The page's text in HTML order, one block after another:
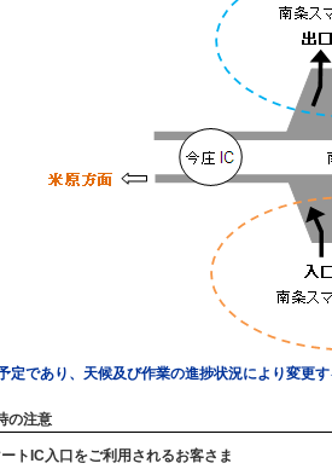
定であり、天候及び作業の進捗状況により変更
の注意
トIC入口をご利用されるお客さま